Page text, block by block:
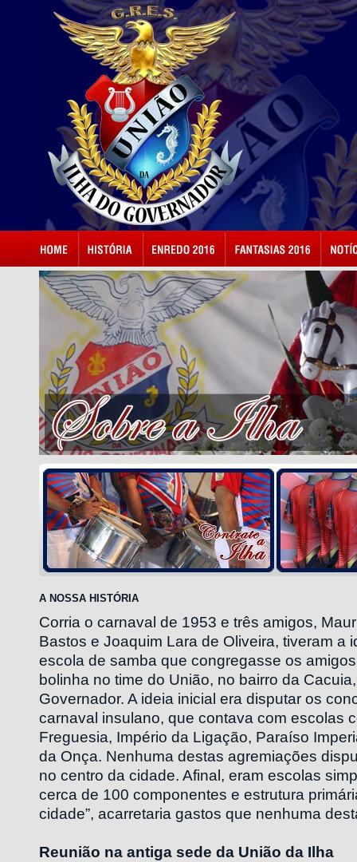
A NOSSA HISTÓRIA
Corria o carnaval de 1953 e três amigos,
Bastos e Joaquim Lara de Oliveira, tiveram a
escola de samba que congregasse os
bolinha no time do União, no bairro da
Governador. A ideia inicial era disputar os
carnaval insulano, que contava com escolas
Freguesia, Império da Ligação, Paraíso
da Onça. Nenhuma destas agremiações
no centro da cidade. Afinal, eram escolas
cerca de 100 componentes e estrutura
cidade”, acarretaria gastos que nenhuma
Reunião na antiga sede da União da Ilha